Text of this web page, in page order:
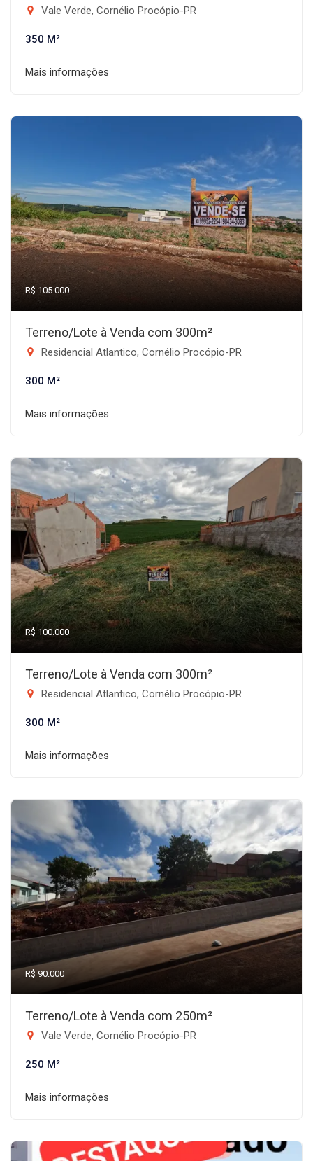
Vale Verde, Cornélio Procópio-PR
350 M²
Mais informações
R$ 105.000
Terreno/Lote à Venda com 300m²
Residencial Atlantico, Cornélio Procópio-PR
300 M²
Mais informações
R$ 100.000
Terreno/Lote à Venda com 300m²
Residencial Atlantico, Cornélio Procópio-PR
300 M²
Mais informações
R$ 90.000
Terreno/Lote à Venda com 250m²
Vale Verde, Cornélio Procópio-PR
250 M²
Mais informações